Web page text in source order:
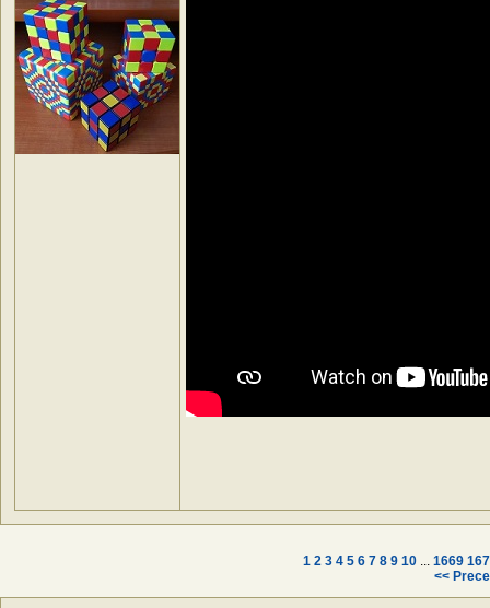
1 2 3 4 5 6 7 8 9 10 ... 1669
<<